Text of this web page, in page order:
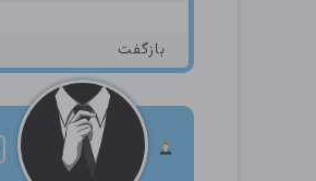
بازگفت